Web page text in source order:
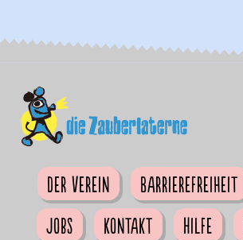
Der Verein Barrierefreiheit
Jobs
Kontakt Hilfe